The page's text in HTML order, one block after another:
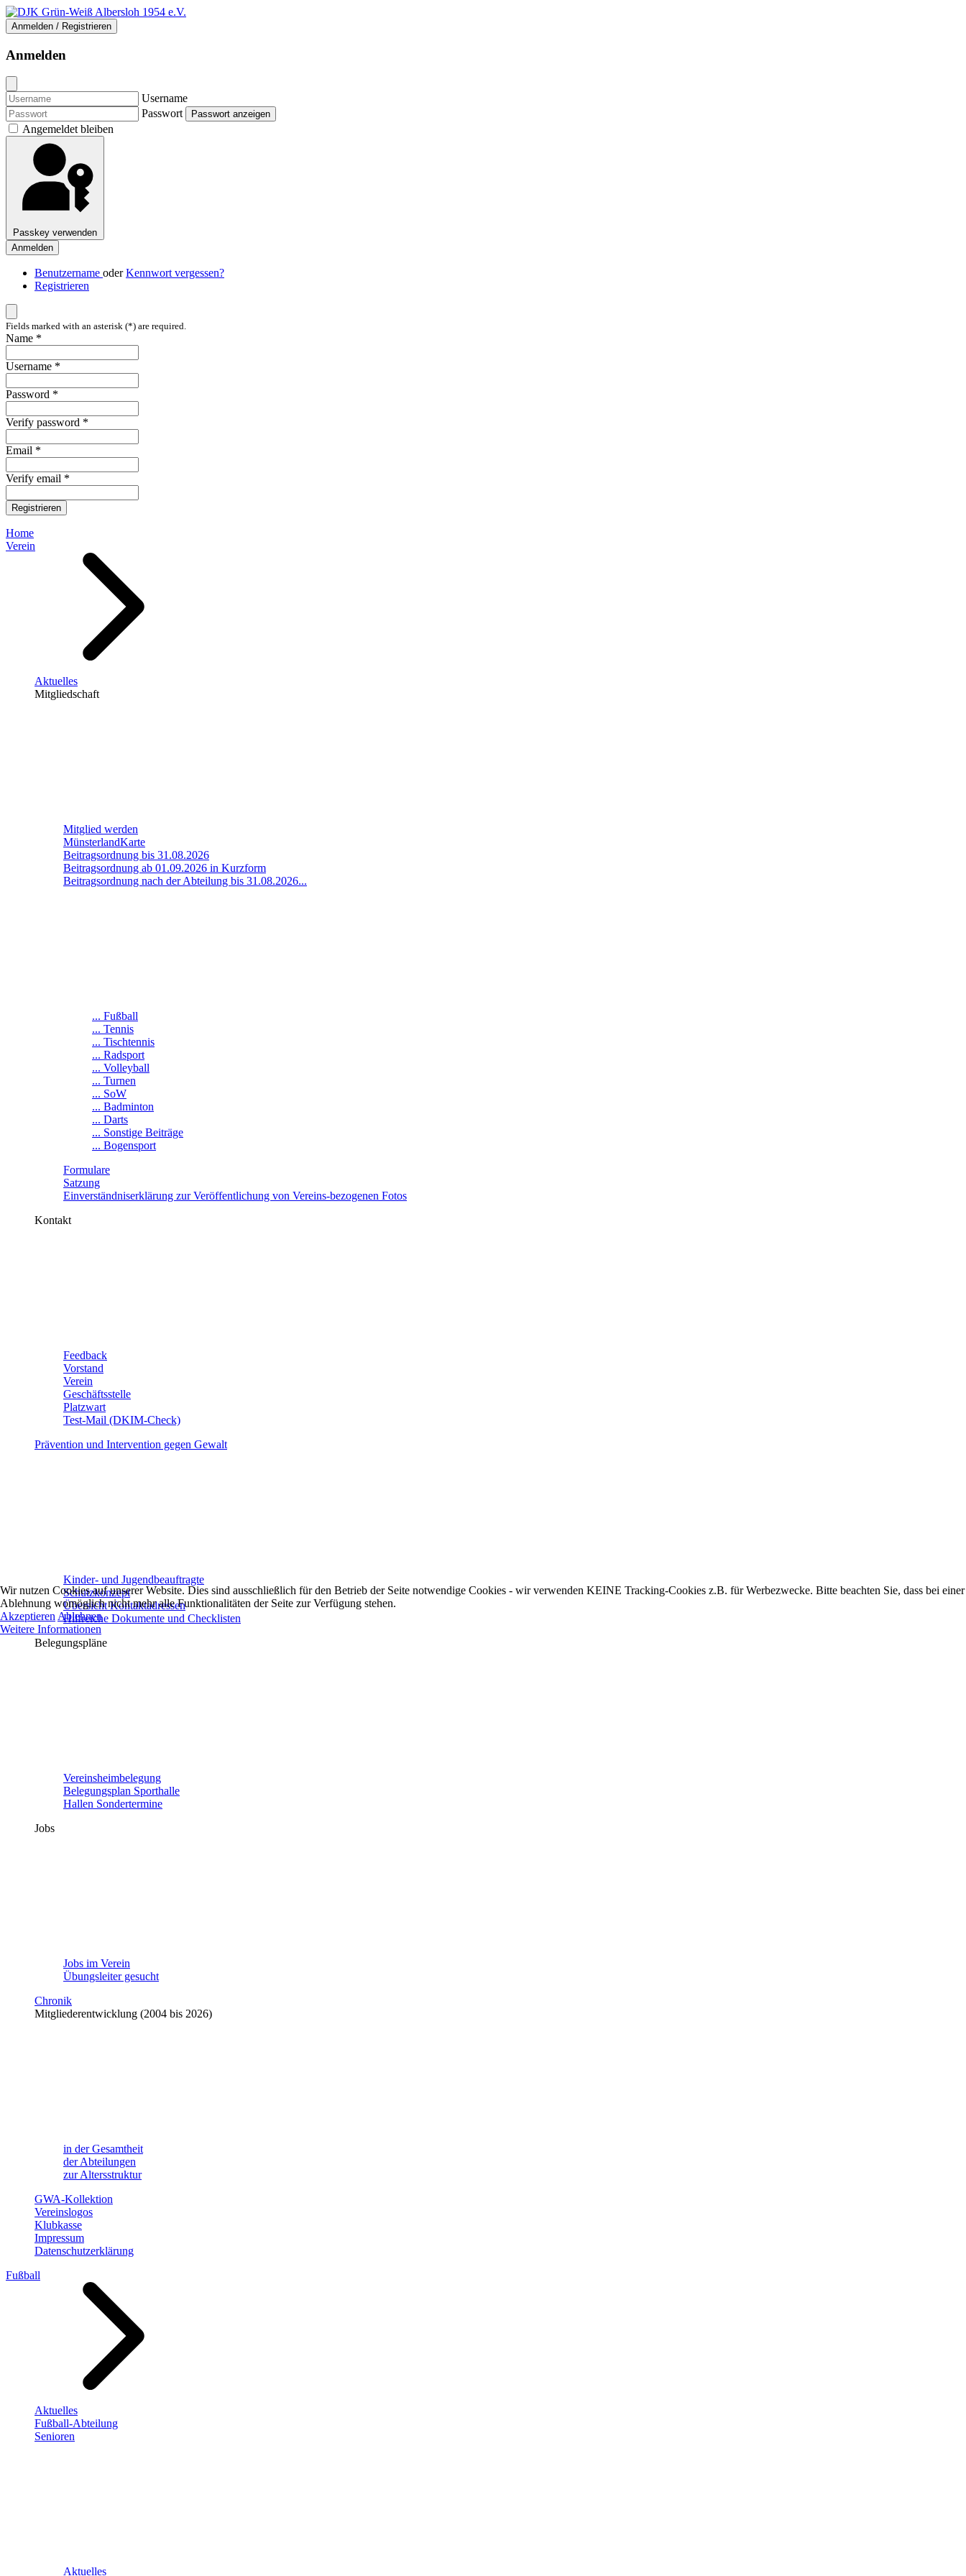
Anmelden / Registrieren
Anmelden
Username
Passwort
Passwort anzeigen
Angemeldet bleiben
Passkey verwenden
Anmelden
Benutzername oderKennwort vergessen?
Registrieren
Fields marked with an asterisk (*) are required.
Name *
Username *
Password *
Verify password *
Email *
Verify email *
Registrieren
Home
Verein
Aktuelles
Mitgliedschaft
Mitglied werden
MünsterlandKarte
Beitragsordnung bis 31.08.2026
Beitragsordnung ab 01.09.2026 in Kurzform
Beitragsordnung nach der Abteilung bis 31.08.2026...
... Fußball
... Tennis
... Tischtennis
... Radsport
... Volleyball
... Turnen
... SoW
... Badminton
... Darts
... Sonstige Beiträge
... Bogensport
Formulare
Satzung
Einverständniserklärung zur Veröffentlichung von Vereins-bezogenen Fotos
Kontakt
Feedback
Vorstand
Verein
Geschäftsstelle
Platzwart
Test-Mail (DKIM-Check)
Prävention und Intervention gegen Gewalt
Kinder- und Jugendbeauftragte
Schutzkonzept
Übersicht Kontaktadressen
Hilfreiche Dokumente und Checklisten
Belegungspläne
Vereinsheimbelegung
Belegungsplan Sporthalle
Hallen Sondertermine
Jobs
Jobs im Verein
Übungsleiter gesucht
Chronik
Mitgliederentwicklung (2004 bis 2026)
in der Gesamtheit
der Abteilungen
zur Altersstruktur
GWA-Kollektion
Vereinslogos
Klubkasse
Impressum
Datenschutzerklärung
Fußball
Aktuelles
Fußball-Abteilung
Senioren
Aktuelles
Wir nutzen Cookies auf unserer Website. Dies sind ausschließlich für den Betrieb der Seite notwendige Cookies - wir verwenden KEINE Tracking-Cookies z.B. für Werbezwecke. Bitte beachten Sie, dass bei einer
Ablehnung womöglich nicht mehr alle Funktionalitäten der Seite zur Verfügung stehen.
Akzeptieren Ablehnen
Weitere Informationen